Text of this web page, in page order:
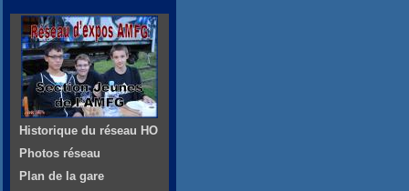
Historique du réseau HO
Photos réseau
Plan de la gare